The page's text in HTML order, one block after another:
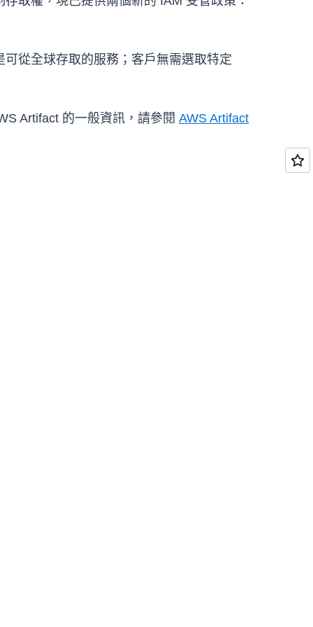
從全球存取的服務；客戶無需選取特定
Artifact 的一般資訊，請參閱 AWS Artifact